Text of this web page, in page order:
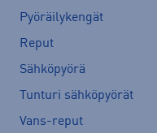
Pyöräilykengät
Reput
Sähköpyörä
Tunturi sähköpyörät
Vans-reput